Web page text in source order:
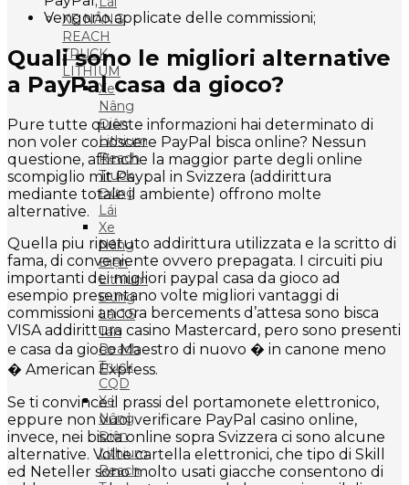
XE NÂNG
REACH
TRUCK
LITHIUM
Xe
Nâng
Điện
Lithium
Reach
Truck
Đứng
Lái
Xe
Nâng
Điện
Lithium
Đứng
Lái 1.5
Tấn
Reach
Truck
CQD
Xe
Nâng
Điện
Lithium
Reach
Vengono applicate delle commissioni;
Quali sono le migliori alternative
a PayPal casa da gioco?
Pure tutte queste informazioni hai determinato di
non voler conoscere PayPal bisca online? Nessun
questione, affinche la maggior parte degli online
scompiglio mit Paypal in Svizzera (addirittura
mediante totale il ambiente) offrono molte
alternative.
Quella piu ripetuto addirittura utilizzata e la scritto di
fama, di conveniente ovvero prepagata. I circuiti piu
importanti dei migliori paypal casa da gioco ad
esempio presentano volte migliori vantaggi di
commissioni ancora bercements d’attesa sono bisca
VISA addirittura casino Mastercard, pero sono presenti
e casa da gioco Maestro di nuovo � in canone meno
� American Express.
Se ti convince il prassi del portamonete elettronico,
eppure non vuoi verificare PayPal casino online,
invece, nei bisca online sopra Svizzera ci sono alcune
alternative. Volte cartella elettronici, che tipo di Skill
ed Neteller sono molto usati giacche consentono di